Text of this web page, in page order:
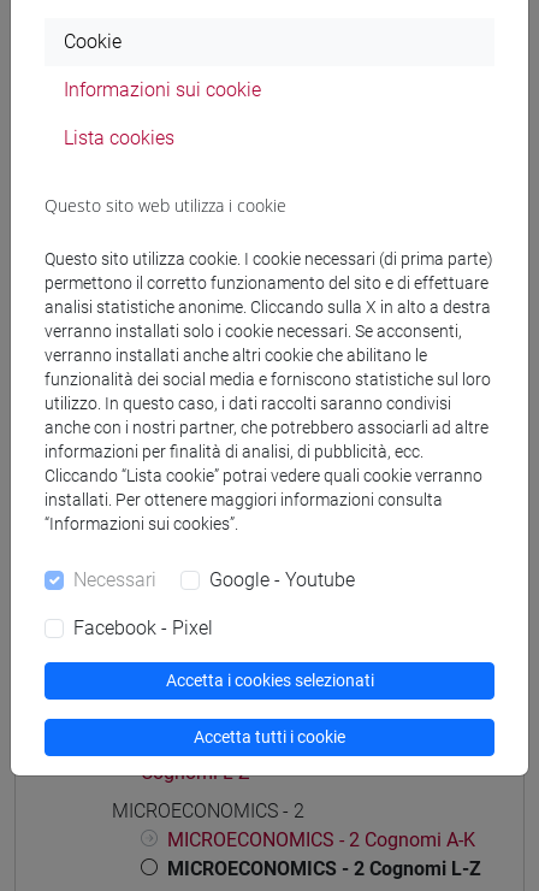
BHARDWAJ Bhavook
Corsi di studio e percorsi
[ET11] ECONOMIA AZIENDALE - Laurea
business administration and management
Struttura generale dell'insegnamento
MICROECONOMICS
MICROECONOMICS - 1 Cognomi A-K
MICROECONOMICS - 1 Cognomi L-Z
MICROECONOMICS - 1 PRACTICE
MICROECONOMICS - 1 PRACTICE
Cognomi A-K
MICROECONOMICS - 1 PRACTICE
Cognomi L-Z
MICROECONOMICS - 2
MICROECONOMICS - 2 Cognomi A-K
MICROECONOMICS - 2 Cognomi L-Z
Cookie
Informazioni sui cookie
Lista cookies
Questo sito web utilizza i cookie
Questo sito utilizza cookie. I cookie necessari (di prima parte)
permettono il corretto funzionamento del sito e di effettuare
analisi statistiche anonime. Cliccando sulla X in alto a destra
verranno installati solo i cookie necessari. Se acconsenti,
verranno installati anche altri cookie che abilitano le
funzionalità dei social media e forniscono statistiche sul loro
utilizzo. In questo caso, i dati raccolti saranno condivisi
anche con i nostri partner, che potrebbero associarli ad altre
informazioni per finalità di analisi, di pubblicità, ecc.
Cliccando “Lista cookie” potrai vedere quali cookie verranno
installati. Per ottenere maggiori informazioni consulta
“Informazioni sui cookies”.
Necessari Google - Youtube
Facebook - Pixel
Accetta i cookies selezionati
Accetta tutti i cookie